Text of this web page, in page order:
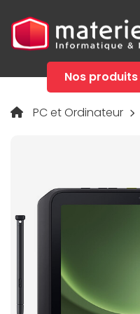
Nos produits
PC et Ordinateur